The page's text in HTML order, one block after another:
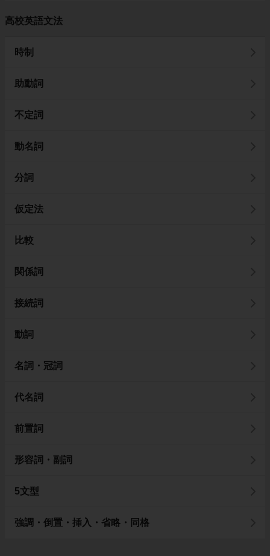
高校英語文法
時制
助動詞
不定詞
動名詞
分詞
仮定法
比較
関係詞
接続詞
動詞
名詞・冠詞
代名詞
前置詞
形容詞・副詞
5文型
強調・倒置・挿入・省略・同格